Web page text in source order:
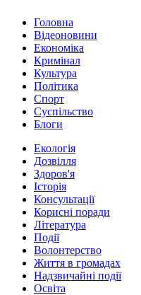
Головна
Відеоновини
Економіка
Кримінал
Культура
Політика
Спорт
Суспільство
Блоги
Екологія
Дозвілля
Здоров'я
Історія
Консультації
Корисні поради
Література
Події
Волонтерство
Життя в громадах
Надзвичайні події
Освіта